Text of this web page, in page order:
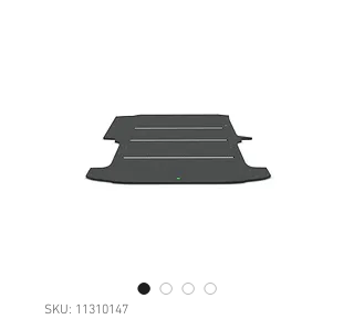
SKU: 11310147